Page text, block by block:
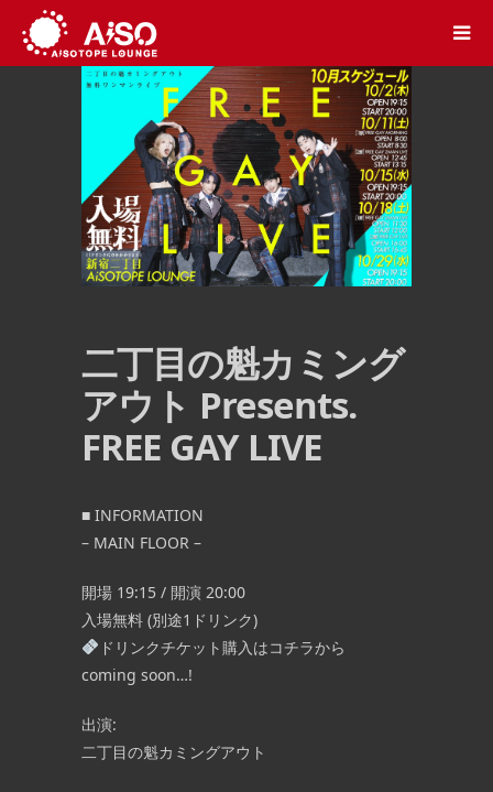
二丁目の魁カミング
アウト Presents.
FREE GAY LIVE
■ INFORMATION
– MAIN FLOOR –
開場 19:15 / 開演 20:00
入場無料 (別途1ドリンク)
ドリンクチケット購入はコチラから
coming soon…!
出演:
二丁目の魁カミングアウト